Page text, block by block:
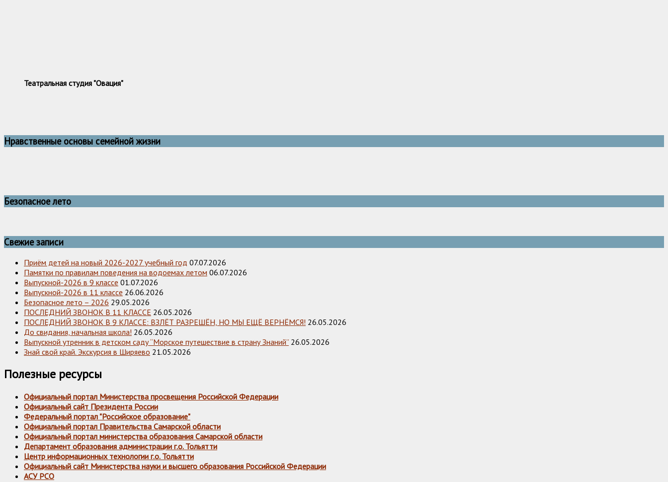
Театральная студия "Овация"
Нравственные основы семейной жизни
Безопасное лето
Свежие записи
Приём детей на новый 2026-2027 учебный год 07.07.2026
Памятки по правилам поведения на водоемах летом 06.07.2026
Выпускной-2026 в 9 классе 01.07.2026
Выпускной-2026 в 11 классе 26.06.2026
Безопасное лето – 2026 29.05.2026
ПОСЛЕДНИЙ ЗВОНОК В 11 КЛАССЕ 26.05.2026
ПОСЛЕДНИЙ ЗВОНОК В 9 КЛАССЕ: ВЗЛЁТ РАЗРЕШЁН, НО МЫ ЕЩЁ ВЕРНЁМСЯ! 26.05.2026
До свидания, начальная школа! 26.05.2026
Выпускной утренник в детском саду “Морское путешествие в страну Знаний” 26.05.2026
Знай свой край. Экскурсия в Ширяево 21.05.2026
Полезные ресурсы
Официальный портал Министерства просвещения Российской Федерации
Официальный сайт Президента России
Федеральный портал "Российское образование"
Официальный портал Правительства Самарской области
Официальный портал министерства образования Самарской области
Департамент образования администрации г.о. Тольятти
Центр информационных технологии г.о. Тольятти
Официальный сайт Министерства науки и высшего образования Российской Федерации
АСУ РСО